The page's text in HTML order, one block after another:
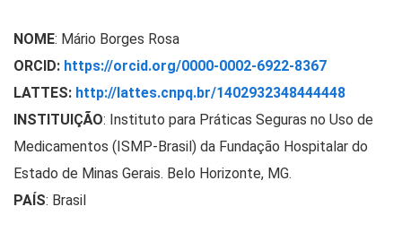
NOME: Mário Borges Rosa
ORCID: https://orcid.org/0000-0002-6922-8367
LATTES: http://lattes.cnpq.br/1402932348444448
INSTITUIÇÃO: Instituto para Práticas Seguras no Uso de
Medicamentos (ISMP-Brasil) da Fundação Hospitalar do
Estado de Minas Gerais. Belo Horizonte, MG.
PAÍS: Brasil